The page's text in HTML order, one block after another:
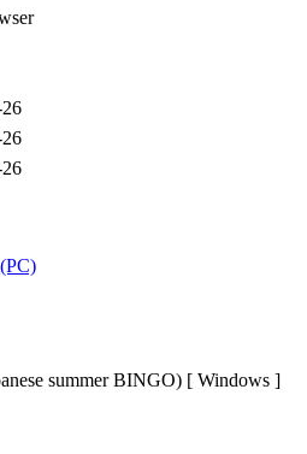
summer BINGO) [ Windows ]